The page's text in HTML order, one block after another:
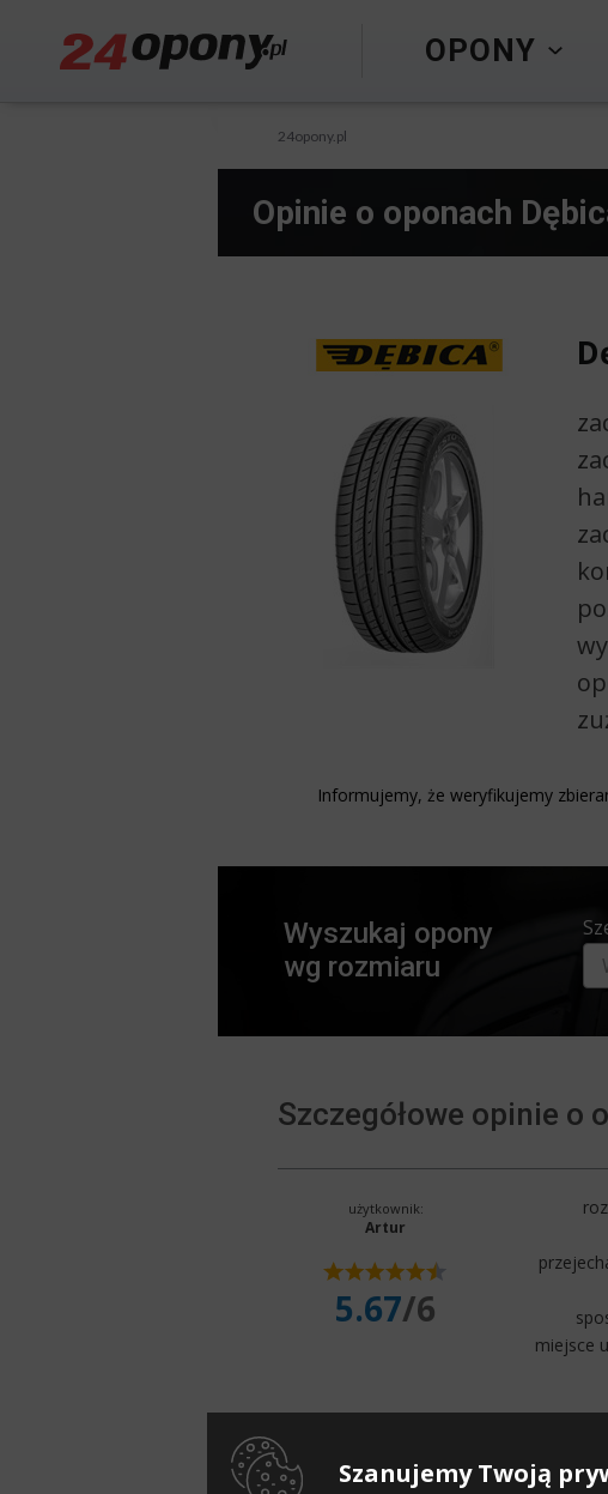
Szanujemy Twoją
OPONY
24opony.pl
Opinie o oponach
Informujemy, że weryfikujemy
Wyszukaj opony
wg rozmiaru
Szczegółowe opinie o
użytkownik:
Artur
5.67/6
miejsce
Komentarz: Opona niczym nie